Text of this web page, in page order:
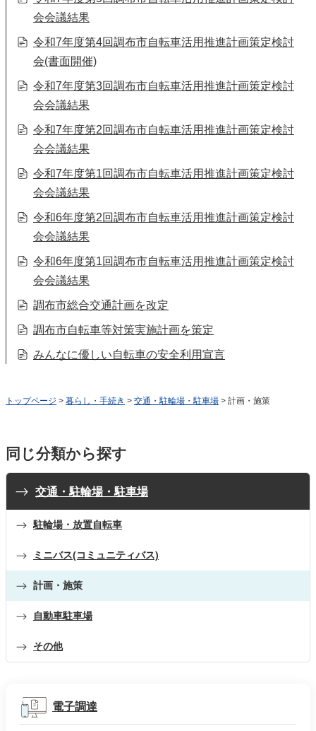
会会議結果
令和7年度第4回調布市自転車活用推進計画策定検討
会(書面開催)
令和7年度第3回調布市自転車活用推進計画策定検討
会会議結果
令和7年度第2回調布市自転車活用推進計画策定検討
会会議結果
令和7年度第1回調布市自転車活用推進計画策定検討
会会議結果
令和6年度第2回調布市自転車活用推進計画策定検討
会会議結果
令和6年度第1回調布市自転車活用推進計画策定検討
会会議結果
調布市総合交通計画を改定
調布市自転車等対策実施計画を策定
みんなに優しい自転車の安全利用宣言
トップページ > 暮らし・手続き > 交通・駐輪場・駐車場 > 計画・施策
同じ分類から探す
交通・駐輪場・駐車場
駐輪場・放置自転車
ミニバス(コミュニティバス)
計画・施策
自動車駐車場
その他
電子調達